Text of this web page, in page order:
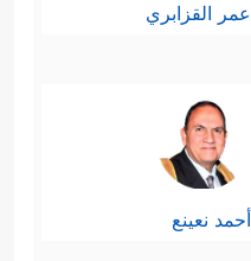
عمر القزابري
أحمد نعينع